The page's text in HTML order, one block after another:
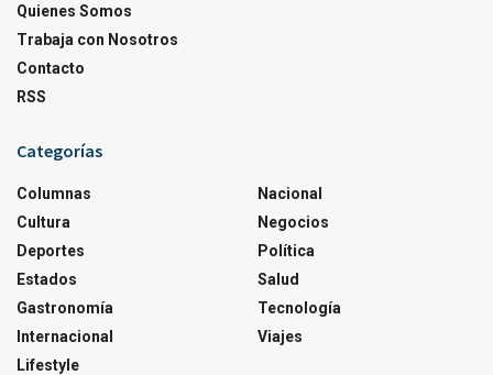
Quienes Somos
Trabaja con Nosotros
Contacto
RSS
Categorías
Columnas
Cultura
Deportes
Estados
Gastronomía
Internacional
Lifestyle
Nacional
Negocios
Política
Salud
Tecnología
Viajes